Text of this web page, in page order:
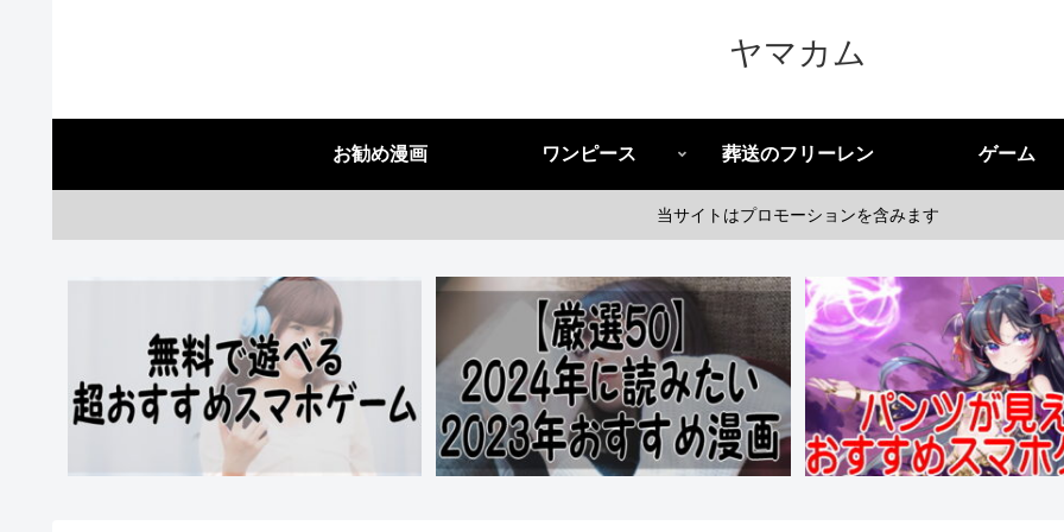
ヤマカム
お勧め漫画 ワンピース 葬送のフリーレン ゲーム
当サイトはプロモーションを含みます